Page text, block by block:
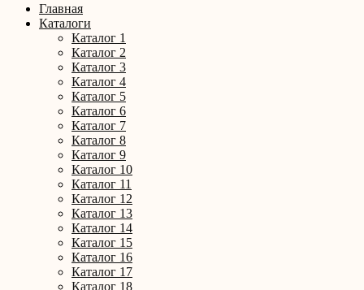
Главная
Каталоги
Каталог 1
Каталог 2
Каталог 3
Каталог 4
Каталог 5
Каталог 6
Каталог 7
Каталог 8
Каталог 9
Каталог 10
Каталог 11
Каталог 12
Каталог 13
Каталог 14
Каталог 15
Каталог 16
Каталог 17
Каталог 18